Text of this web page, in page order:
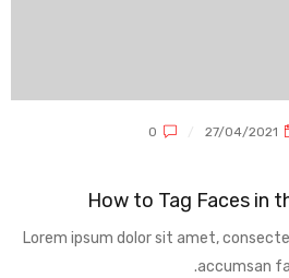
How to Tag Faces in
Lorem ipsum dolor sit amet,
accumsan